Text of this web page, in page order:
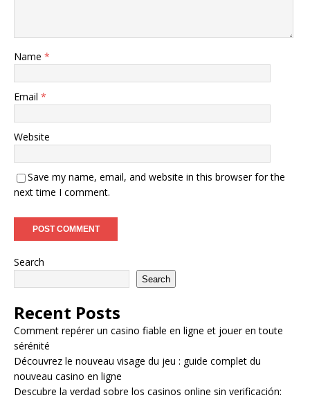
Name *
Email *
Website
Save my name, email, and website in this browser for the
next time I comment.
Search
Search
Recent Posts
Comment repérer un casino fiable en ligne et jouer en toute
sérénité
Découvrez le nouveau visage du jeu : guide complet du
nouveau casino en ligne
Descubre la verdad sobre los casinos online sin verificación: